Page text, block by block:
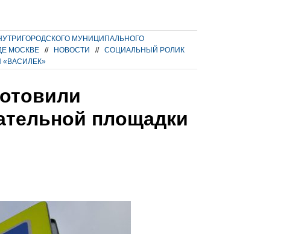
МУНИЦИПАЛЬНОГО
МОСКВЕ
// НОВОСТИ //
СОЦИАЛЬНЫЙ РОЛИК
площадки